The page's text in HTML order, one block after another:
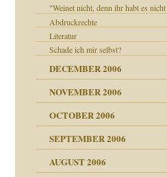
"Weinet nicht, denn ihr habt es
Abdruckrechte
Literatur
Schade ich mir selbst?
DECEMBER 2006
NOVEMBER 2006
OCTOBER 2006
SEPTEMBER 2006
AUGUST 2006